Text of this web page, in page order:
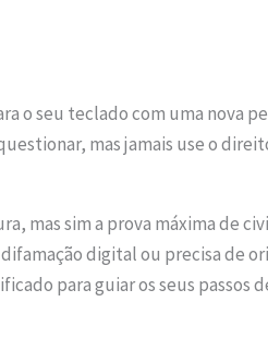
o seu teclado com uma nova
mas jamais use o
mas sim a prova máxima de
digital ou precisa de
para guiar os seus passos